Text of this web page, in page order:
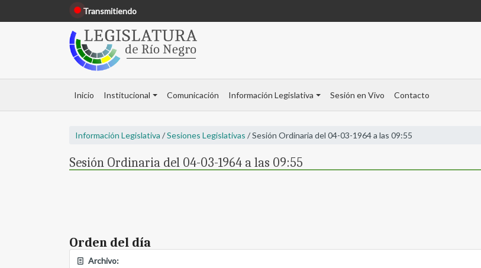
Transmitiendo
Inicio Institucional Comunicación Información Legislativa Sesión en Vivo Contacto
Información Legislativa /Sesiones Legislativas / Sesión Ordinaria del 04-03-1964 a las 09:55
Sesión Ordinaria del 04-03-1964 a las 09:55
Orden del día
Archivo: